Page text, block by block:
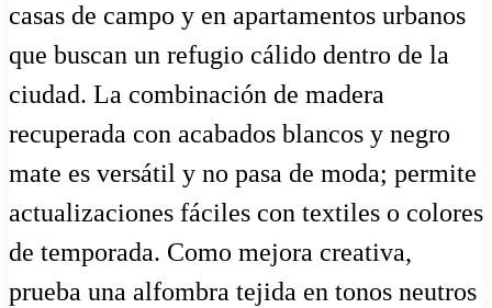
casas de campo y en apartamentos urbanos
que buscan un refugio cálido dentro de la
ciudad. La combinación de madera
recuperada con acabados blancos y negro
mate es versátil y no pasa de moda; permite
actualizaciones fáciles con textiles o colores
de temporada. Como mejora creativa,
prueba una alfombra tejida en tonos neutros